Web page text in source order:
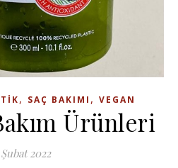
, SAÇ BAKIMI , VEGAN
Ürünleri
Şubat 2022